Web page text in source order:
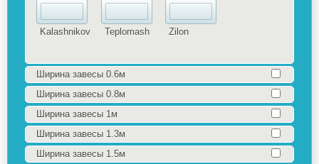
Kalashnikov Teplomash Zilon
Ширина завесы 0.6м
Ширина завесы 0.8м
Ширина завесы 1м
Ширина завесы 1.3м
Ширина завесы 1.5м